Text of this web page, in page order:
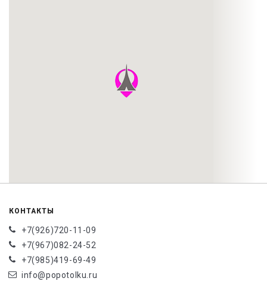
КОНТАКТЫ
+7(926)720-11-09
+7(967)082-24-52
+7(985)419-69-49
info@popotolku.ru